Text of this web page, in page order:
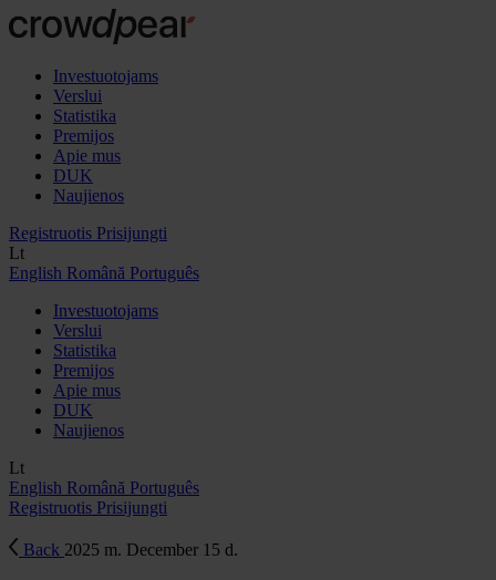
Investuotojams
Verslui
Statistika
Premijos
Apie mus
DUK
Naujienos
Registruotis Prisijungti
Lt
English Română Português
Investuotojams
Verslui
Statistika
Premijos
Apie mus
DUK
Naujienos
Lt
English Română Português
Registruotis Prisijungti
Back 2025 m. December 15 d.